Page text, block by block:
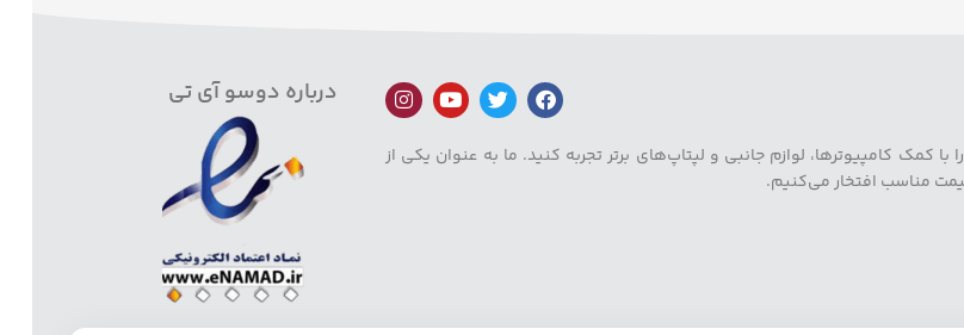
کامپیوترها، لوازم جانبی و لپتاپ‌های برتر تجربه کنید. ما به عنوان یکی از
مناسب افتخار می‌کنیم.
درباره دوسو آی تی